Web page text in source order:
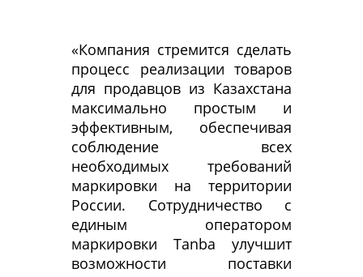
«Компания стремится сделать
процесс реализации товаров
для продавцов из Казахстана
максимально простым и
эффективным, обеспечивая
соблюдение всех
необходимых требований
маркировки на территории
России. Сотрудничество с
единым оператором
маркировки Tanba улучшит
возможности поставки